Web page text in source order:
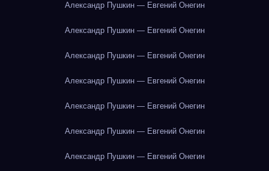
Александр Пушкин — Евгений Онегин
Александр Пушкин — Евгений Онегин
Александр Пушкин — Евгений Онегин
Александр Пушкин — Евгений Онегин
Александр Пушкин — Евгений Онегин
Александр Пушкин — Евгений Онегин
Александр Пушкин — Евгений Онегин